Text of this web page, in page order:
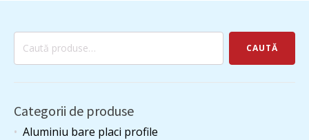
Caută
CAUTĂ
Categorii de produse
Aluminiu bare placi profile